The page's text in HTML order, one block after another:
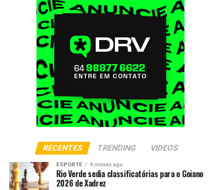
RECENTES TRENDING VIDEOS
ESPORTE 4 meses ago
Rio Verde sedia classificatórias para o Goiano
2026 de Xadrez